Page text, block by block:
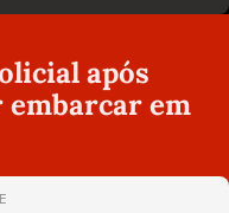
após
em